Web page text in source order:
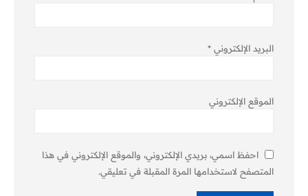
البريد الإلكتروني *
الموقع الإلكتروني
احفظ اسمي، بريدي الإلكتروني، والموقع الإلكتروني في هذا
المتصفح لاستخدامها المرة المقبلة في تعليقي.